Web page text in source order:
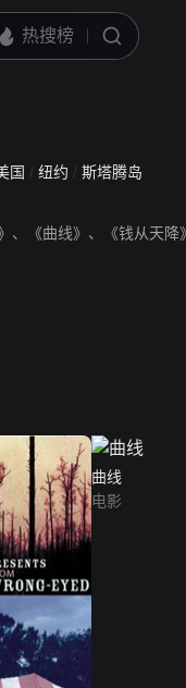
国 / 纽约 / 斯塔腾岛
、《曲线》、《钱从天降
曲线
电影